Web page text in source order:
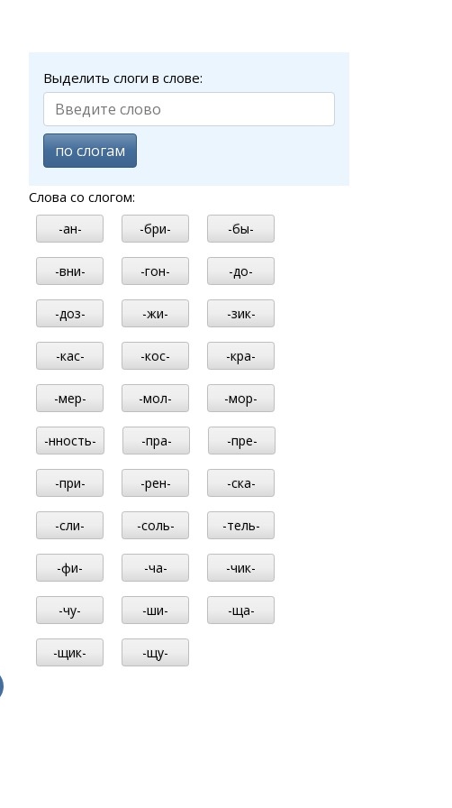
Выделить слоги в слове:
по слогам
Слова со слогом:
-ан- -бри- -бы-
-вни- -гон- -до-
-доз- -жи- -зик-
-кас- -кос- -кра-
-мер- -мол- -мор-
-нность- -пра- -пре-
-при- -рен- -ска-
-сли- -соль- -тель-
-фи- -ча- -чик-
-чу- -ши- -ща-
-щик- -щу-